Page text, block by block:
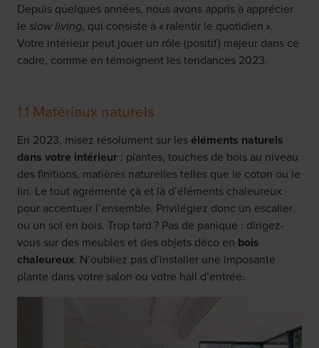
Depuis quelques années, nous avons appris à apprécier
le slow living, qui consiste à « ralentir le quotidien ».
Votre intérieur peut jouer un rôle (positif) majeur dans ce
cadre, comme en témoignent les tendances 2023.
1.1 Matériaux naturels
En 2023, misez résolument sur les éléments naturels
dans votre intérieur : plantes, touches de bois au niveau
des finitions, matières naturelles telles que le coton ou le
lin. Le tout agrémenté çà et là d’éléments chaleureux
pour accentuer l’ensemble. Privilégiez donc un escalier
ou un sol en bois. Trop tard ? Pas de panique : dirigez-
vous sur des meubles et des objets déco en bois
chaleureux. N’oubliez pas d’installer une imposante
plante dans votre salon ou votre hall d’entrée.